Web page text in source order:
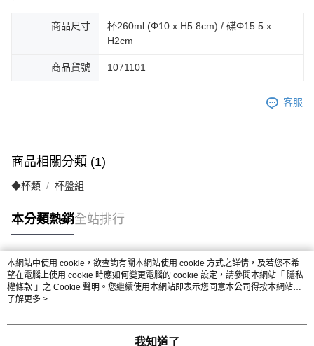
商品尺寸
杯260ml (Φ10 x H5.8cm) / 碟Φ15.5 x
H2cm
商品貨號 1071101
客服
商品相關分類 (1)
◆杯類 杯盤組
本分類熱銷全站排行
熱門標籤
本網站中使用 cookie，欲查詢有關本網站使用 cookie 方式之詳情，及若您不希
望在電腦上使用 cookie 時應如何變更電腦的 cookie 設定，請參閱本網站「 隱私
權條款 」之 Cookie 聲明。您繼續使用本網站即表示您同意本公司得按本網站使
用條款之 Cookie 聲明使用 cookie。
了解更多 >
我知道了